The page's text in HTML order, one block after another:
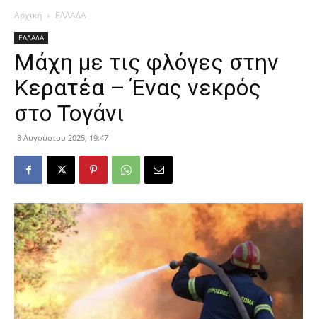
Αρχική ΕΛΛΑΔΑ
ΕΛΛΑΔΑ
Μάχη με τις φλόγες στην
Κερατέα – Ένας νεκρός
στο Τογάνι
8 Αυγούστου 2025, 19:47